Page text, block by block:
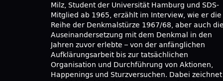
Milz, Student der Universität Hamburg und SDS-
Mitglied ab 1965, erzählt im Interview, wie er die
Reihe der Denkmalstürze 1967/68, aber auch die
Auseinandersetzung mit dem Denkmal in den
Jahren zuvor erlebte – von der anfänglichen
Aufklärungsarbeit bis zur tatsächlichen
Organisation und Durchführung von Aktionen,
Happenings und Sturzversuchen. Dabei
Westafrika. „Internationale Solidarität“ ist für ihn
also weit über die Student*innenbewegung hinaus
ein Thema geblieben. Wie Milz im Interview erklärt,
versteht er die Denkmalstürze eher als Teil
internationalistischer Kampagnen, die sich
solidarisch mit Befreiungsbewegungen im Globalen
Süden zeigten, denn als hochschulpolitisches
Engagement oder als Versuch